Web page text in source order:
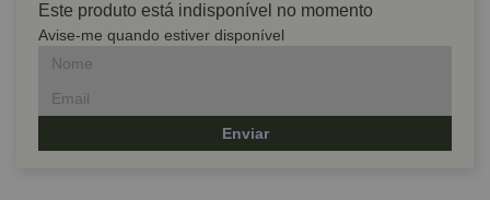
Este produto está indisponível no momento
Avise-me quando estiver disponível
Enviar